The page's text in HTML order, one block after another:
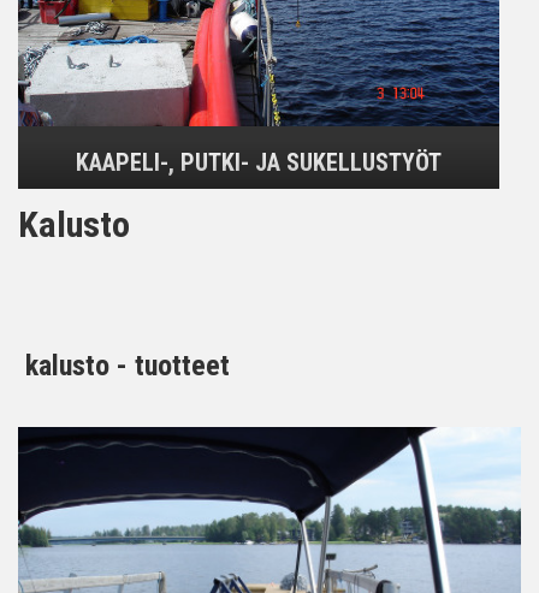
KAAPELI-, PUTKI- JA SUKELLUSTYÖT
Kalusto
kalusto - tuotteet